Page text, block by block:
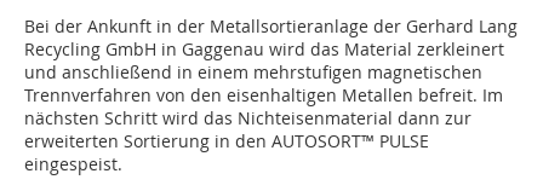
Bei der Ankunft in der Metallsortieranlage der Gerhard Lang
Recycling GmbH in Gaggenau wird das Material zerkleinert
und anschließend in einem mehrstufigen magnetischen
Trennverfahren von den eisenhaltigen Metallen befreit. Im
nächsten Schritt wird das Nichteisenmaterial dann zur
erweiterten Sortierung in den AUTOSORT™ PULSE
eingespeist.